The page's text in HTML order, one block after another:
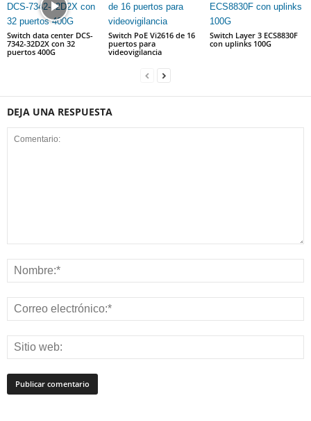
Switch data center DCS-
7342-32D2X con 32
puertos 400G
Switch PoE Vi2616 de 16
puertos para
videovigilancia
Switch Layer 3 ECS8830F
con uplinks 100G
DEJA UNA RESPUESTA